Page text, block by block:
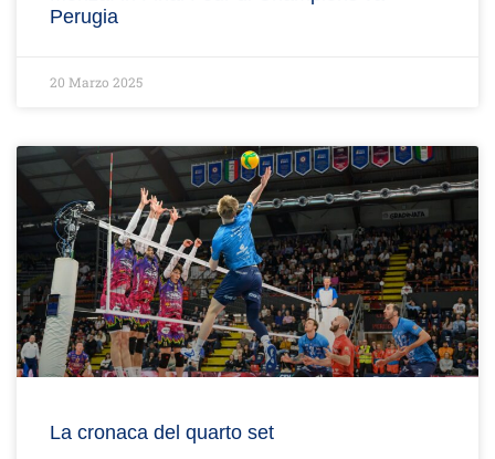
Perugia
20 Marzo 2025
La cronaca del quarto set